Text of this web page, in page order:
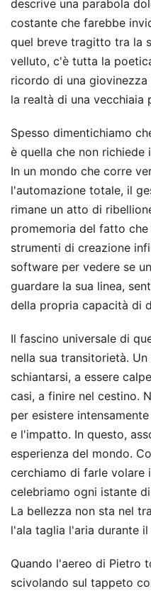
descrive una parabola
costante che farebbe
quel breve tragitto tra la
velluto, c'è tutta la
ricordo di una
la realtà di una vecchiaia
Spesso dimentichiamo
è quella che non richiede
In un mondo che corre
l'automazione totale, il
rimane un atto di
promemoria del fatto
strumenti di creazione
software per vedere se
guardare la sua linea,
della propria capacità di
Il fascino universale di
nella sua transitorietà.
schiantarsi, a essere
casi, a finire nel cestino.
per esistere
e l'impatto. In questo,
esperienza del mondo.
cerchiamo di farle volare
celebriamo ogni istante
La bellezza non sta nel
l'ala taglia l'aria durante
Quando l'aereo di Pietro
scivolando sul tappeto